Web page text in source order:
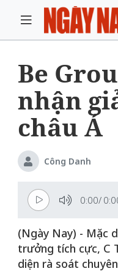
Be
nhận
châu Á
Công Danh
0:00/
(Ngày Nay) - Mặc
trưởng tích cực, C
diện rà soát